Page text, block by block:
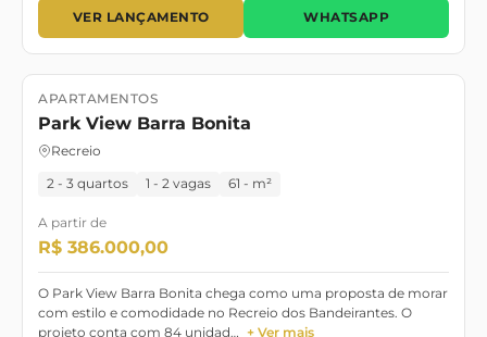
VER LANÇAMENTO WHATSAPP
Lançamento
APARTAMENTOS
Park View Barra Bonita
Recreio
2 - 3 quartos 1 - 2 vagas 61 - m²
A partir de
R$ 386.000,00
O Park View Barra Bonita chega como uma proposta de morar
com estilo e comodidade no Recreio dos Bandeirantes. O
projeto conta com 84 unidad… + Ver mais